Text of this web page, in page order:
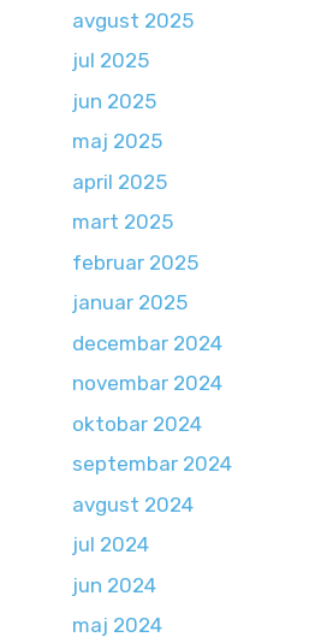
avgust 2025
jul 2025
jun 2025
maj 2025
april 2025
mart 2025
februar 2025
januar 2025
decembar 2024
novembar 2024
oktobar 2024
septembar 2024
avgust 2024
jul 2024
jun 2024
maj 2024